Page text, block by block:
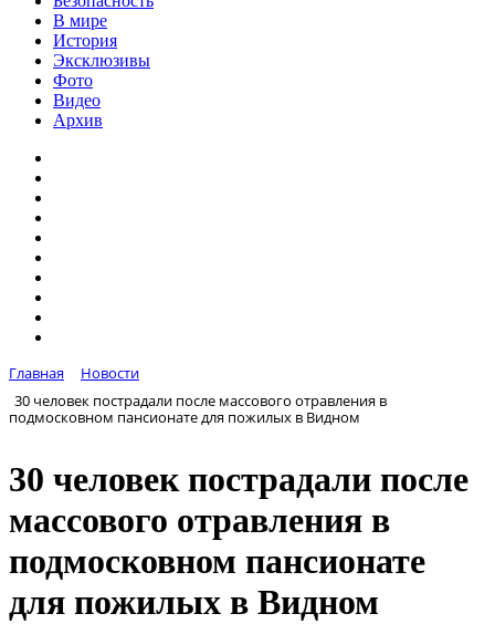
В мире
История
Эксклюзивы
Фото
Видео
Архив
Главная
Новости
30 человек пострадали после массового отравления в
подмосковном пансионате для пожилых в Видном
30 человек пострадали после
массового отравления в
подмосковном пансионате
для пожилых в Видном